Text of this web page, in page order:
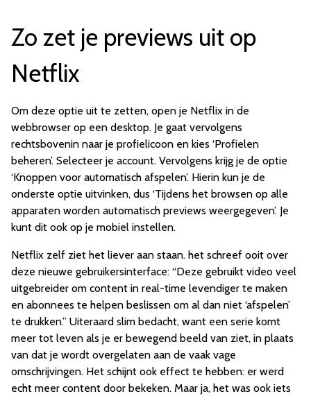
Zo zet je previews uit op
Netflix
Om deze optie uit te zetten, open je Netflix in de
webbrowser op een desktop. Je gaat vervolgens
rechtsbovenin naar je profielicoon en kies ‘Profielen
beheren’. Selecteer je account. Vervolgens krijg je de optie
‘Knoppen voor automatisch afspelen’. Hierin kun je de
onderste optie uitvinken, dus ‘Tijdens het browsen op alle
apparaten worden automatisch previews weergegeven’. Je
kunt dit ook op je mobiel instellen.
Netflix zelf ziet het liever aan staan. het schreef ooit over
deze nieuwe gebruikersinterface: “Deze gebruikt video veel
uitgebreider om content in real-time levendiger te maken
en abonnees te helpen beslissen om al dan niet ‘afspelen’
te drukken.” Uiteraard slim bedacht, want een serie komt
meer tot leven als je er bewegend beeld van ziet, in plaats
van dat je wordt overgelaten aan de vaak vage
omschrijvingen. Het schijnt ook effect te hebben: er werd
echt meer content door bekeken. Maar ja, het was ook iets